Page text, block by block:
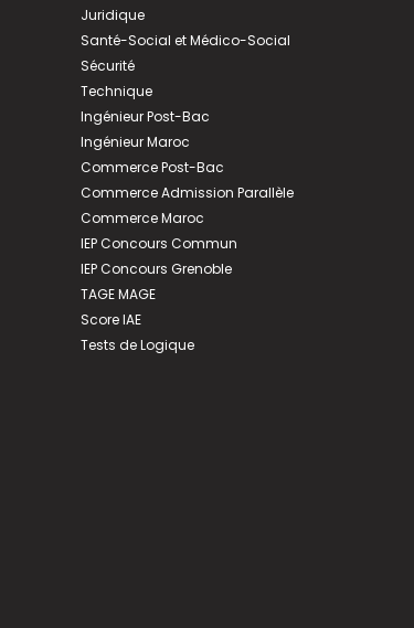
Juridique
Santé-Social et Médico-Social
Sécurité
Technique
Ingénieur Post-Bac
Ingénieur Maroc
Commerce Post-Bac
Commerce Admission Parallèle
Commerce Maroc
IEP Concours Commun
IEP Concours Grenoble
TAGE MAGE
Score IAE
Tests de Logique